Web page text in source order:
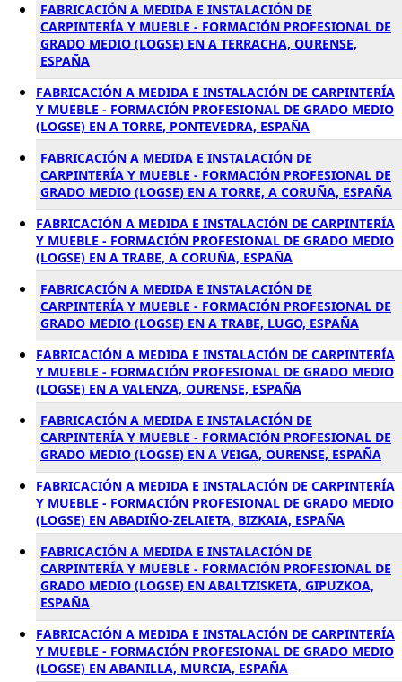
FABRICACIÓN A MEDIDA E INSTALACIÓN DE
CARPINTERÍA Y MUEBLE - FORMACIÓN PROFESIONAL DE
GRADO MEDIO (LOGSE) EN A TERRACHA, OURENSE,
ESPAÑA
FABRICACIÓN A MEDIDA E INSTALACIÓN DE CARPINTERÍA
Y MUEBLE - FORMACIÓN PROFESIONAL DE GRADO MEDIO
(LOGSE) EN A TORRE, PONTEVEDRA, ESPAÑA
FABRICACIÓN A MEDIDA E INSTALACIÓN DE
CARPINTERÍA Y MUEBLE - FORMACIÓN PROFESIONAL DE
GRADO MEDIO (LOGSE) EN A TORRE, A CORUÑA, ESPAÑA
FABRICACIÓN A MEDIDA E INSTALACIÓN DE CARPINTERÍA
Y MUEBLE - FORMACIÓN PROFESIONAL DE GRADO MEDIO
(LOGSE) EN A TRABE, A CORUÑA, ESPAÑA
FABRICACIÓN A MEDIDA E INSTALACIÓN DE
CARPINTERÍA Y MUEBLE - FORMACIÓN PROFESIONAL DE
GRADO MEDIO (LOGSE) EN A TRABE, LUGO, ESPAÑA
FABRICACIÓN A MEDIDA E INSTALACIÓN DE CARPINTERÍA
Y MUEBLE - FORMACIÓN PROFESIONAL DE GRADO MEDIO
(LOGSE) EN A VALENZA, OURENSE, ESPAÑA
FABRICACIÓN A MEDIDA E INSTALACIÓN DE
CARPINTERÍA Y MUEBLE - FORMACIÓN PROFESIONAL DE
GRADO MEDIO (LOGSE) EN A VEIGA, OURENSE, ESPAÑA
FABRICACIÓN A MEDIDA E INSTALACIÓN DE CARPINTERÍA
Y MUEBLE - FORMACIÓN PROFESIONAL DE GRADO MEDIO
(LOGSE) EN ABADIÑO-ZELAIETA, BIZKAIA, ESPAÑA
FABRICACIÓN A MEDIDA E INSTALACIÓN DE
CARPINTERÍA Y MUEBLE - FORMACIÓN PROFESIONAL DE
GRADO MEDIO (LOGSE) EN ABALTZISKETA, GIPUZKOA,
ESPAÑA
FABRICACIÓN A MEDIDA E INSTALACIÓN DE CARPINTERÍA
Y MUEBLE - FORMACIÓN PROFESIONAL DE GRADO MEDIO
(LOGSE) EN ABANILLA, MURCIA, ESPAÑA